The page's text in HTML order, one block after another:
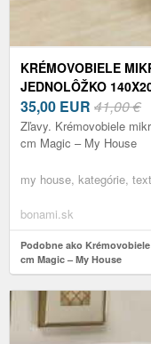
KRÉMOVOBIELE
JEDNOLÔŽKO
35,00 EUR 41,00 €
Zľavy. Krémovobiele
cm Magic – My House
my house, kategórie,
bonami.sk
Podobne ako
cm Magic – My House